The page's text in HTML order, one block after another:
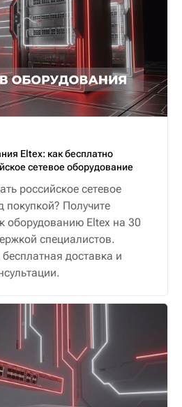
Eltex: как бесплатно
сетевое оборудование
российское сетевое
покупкой? Получите
оборудованию Eltex на 30
специалистов.
доставка и